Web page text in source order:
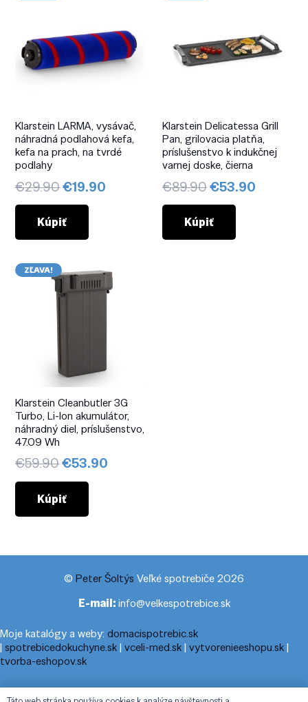
Klarstein LARMA, vysávač,
náhradná podlahová kefa,
kefa na prach, na tvrdé
podlahy
€29.90Pôvodná
cena
bola:
€29.90.
€19.90
Kúpiť
Klarstein Delicatessa Grill
Pan, grilovacia platňa,
príslušenstvo k indukčnej
varnej doske, čierna
€89.90Pôvodná
cena
bola:
€89.90.
€53.90
Kúpiť
ZĽAVA!
Klarstein Cleanbutler 3G
Turbo, Li-Ion akumulátor,
náhradný diel, príslušenstvo,
47.09 Wh
€59.90Pôvodná
cena
bola:
€59.90.
€53.90
Kúpiť
© Peter Šoltýs Veľké spotrebiče 2026
E-mail:info@velkespotrebice.sk
Moje katalógy a weby: domacispotrebic.sk
| spotrebicedokuchyne.sk| vceli-med.sk| vytvorenieeshopu.sk|
tvorba-eshopov.sk
Moje blogy:cestovnyporiadok.eu|pracanadoma.net|telefonny-